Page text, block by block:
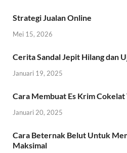
Strategi Jualan Online
Mei 15, 2026
Cerita Sandal Jepit Hilang dan
Januari 19, 2025
Cara Membuat Es Krim Cokelat
Januari 20, 2025
Cara Beternak Belut Untuk
Maksimal